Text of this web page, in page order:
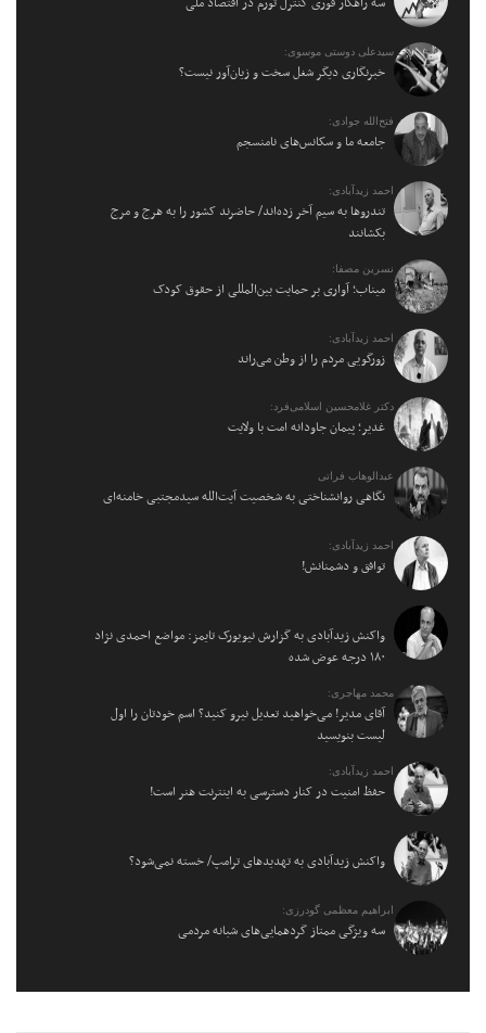
سیدعلی دوستی موسوی:
خبرنگاری دیگر شغل سخت و زیان‌آور نیست؟
فتح‌الله جوادی:
جامعه ما و سکانس‌های نامنسجم
احمد زیدآبادی:
تندروها به سیم آخر زده‌اند/ حاضرند کشور را به هرج و مرج
بکشانند
نسرین مصفا:
میناب؛ آواری بر حمایت بین‌المللی از حقوق کودک
احمد زیدآبادی:
زورگویی مردم را از وطن می‌راند
دکتر غلامحسین اسلامی‌فرد:
غدیر؛ پیمان جاودانه امت با ولایت
عبدالوهاب فراتی
نگاهی روانشناختی به شخصیت آیت‌الله سیدمجتبی خامنه‌ای
احمد زیدآبادی:
توافق و دشمنانش!
واکنش زیدآبادی به گزارش نیویورک تایمز: مواضع احمدی نژاد
۱۸۰ درجه عوض شده
محمد مهاجری:
آقای مدیر! می‌خواهید تعدیل نیرو کنید؟ اسم خودتان را اول
لیست بنویسید
احمد زیدآبادی:
حفظ امنیت در کنار دسترسی به اینترنت هنر است!
واکنش زیدآبادی به تهدیدهای ترامپ/ خسته نمی‌شود؟
ابراهیم معظمی گودرزی:
سه ویژگی ممتاز گردهمایی‌های شبانه مردمی